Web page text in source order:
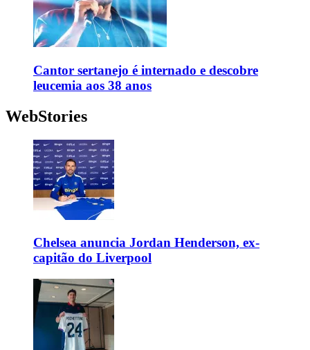
Cantor sertanejo é internado e descobre
leucemia aos 38 anos
WebStories
Chelsea anuncia Jordan Henderson, ex-
capitão do Liverpool